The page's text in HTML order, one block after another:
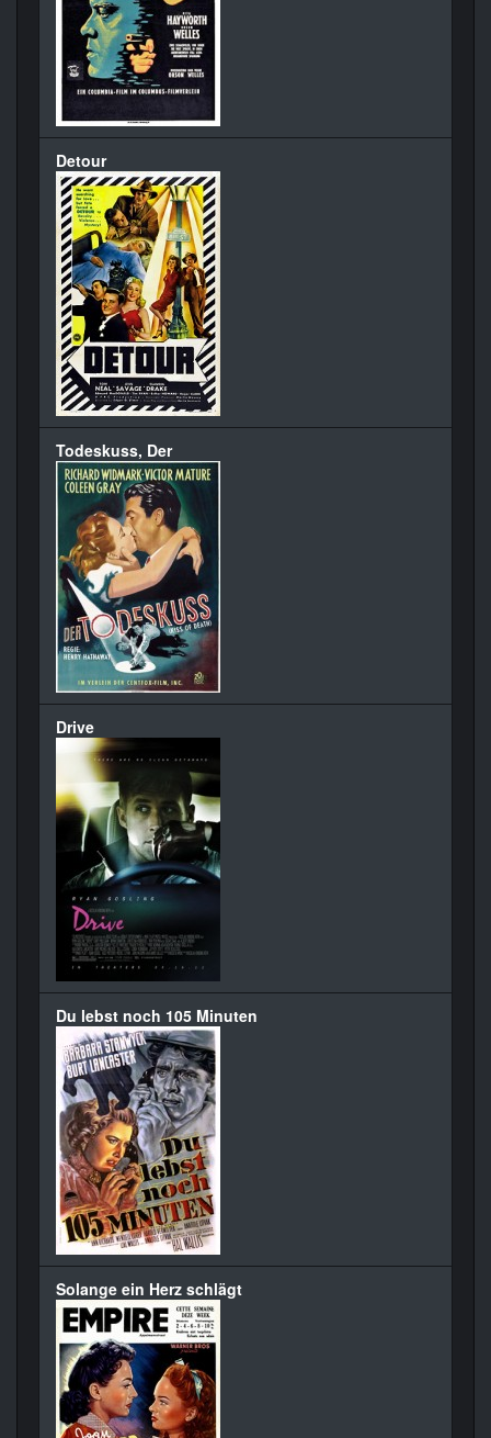
Detour
Todeskuss, Der
Drive
Du lebst noch 105 Minuten
Solange ein Herz schlägt